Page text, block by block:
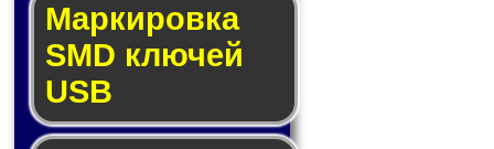
Маркировка
SMD клю­чей
USB